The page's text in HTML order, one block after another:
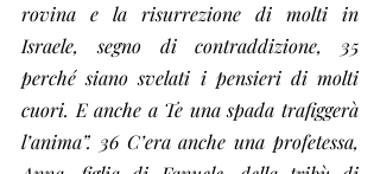
rovina e la risurrezione di molti in
Israele, segno di contraddizione, 35
perché siano svelati i pensieri di molti
cuori. E anche a Te una spada trafiggerà
l’anima”. 36 C’era anche una profetessa,